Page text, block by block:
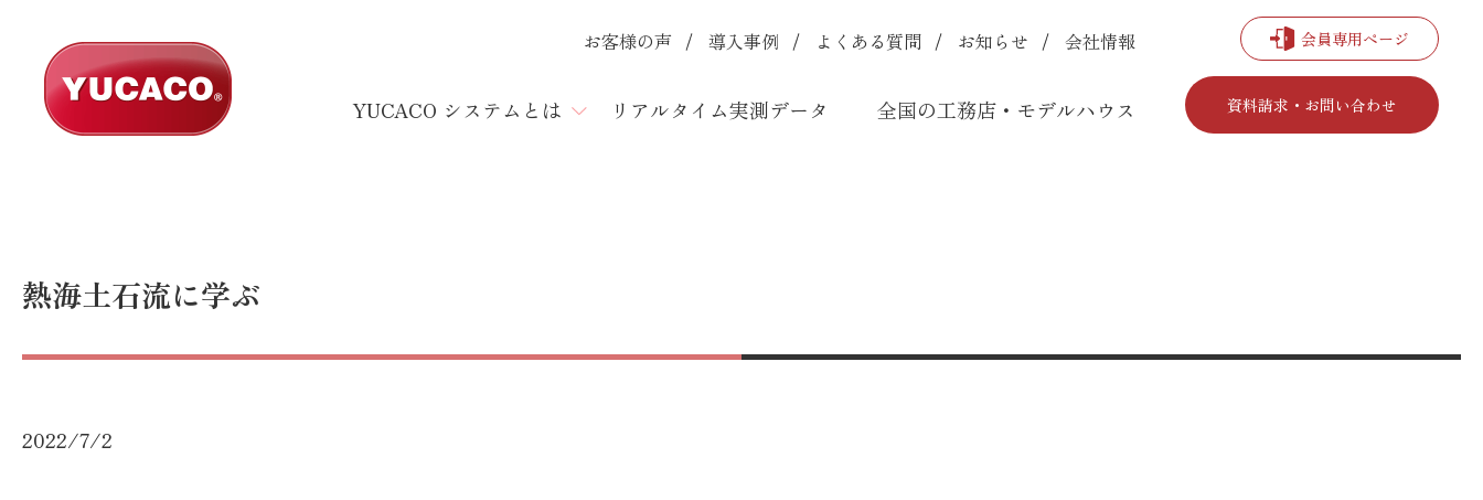
お客様の声 導入事例 よくある質問 お知らせ 会社情報
YUCACO システムとは リアルタイム実測データ 全国の工務店・モデルハウス
会員専用ページ
資料請求・お問い合わせ
熱海土石流に学ぶ
2022/7/2